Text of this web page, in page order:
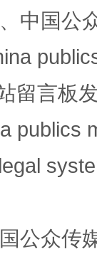
如何以
中国公
留言板
publics
公众传